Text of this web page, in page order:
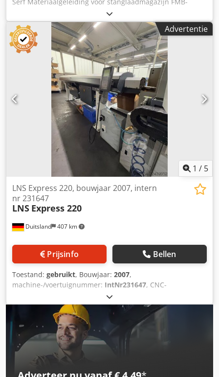
Turbo 5-42 42 mm kanaal, 3x ca. 1000 mm; 3x 500 mm. De
geleidingen kunnen eenvoudig worden vervangen doordat
ze met klemmen zijn bevestigd. Prijs voor alle geleidingen:
€ 250,00, exclusief BTW en verzendkosten. Pos. 2 Klemmen
ø 50 mm voor geleidingsbril, eveneens van de fabrikant
van het laadmagazijn, FMB. De polyurethaanklemmen
kunnen alleen worden gebruikt in het laadmagazijn Turbo
10-65 mm met klemmenbril (niet geschikt voor rollenbril).
Prijs: € 100,00, exclusief BTW en verzendkosten. Pos. 3
Lagering voor voorschuifstangen, diverse maten, op
aanvraag. Verzoeken graag voorzien van bedrijfsadres en
e-mailadres, anders kunnen wij geen specifieke
antwoorden garanderen.
Advertentie
1 / 5
Duitsland 407 km
LNS Express 220, bouwjaar 2007, intern
nr 231647
LNS Express 220
Prijsinfo Bellen
Toestand: gebruikt, Bouwjaar: 2007,
machine-/voertuignummer: IntNr231647, CNC-
ladermagazijn LNS Express 220 Crodpszp Iausfx Ah Ssf
Bouwjaar: 2007 Type: Staafladermagazijn Eenvoudige
omstelling van het geleidekanaal in minder dan ca. 2
minuten. Volledige wisseling van de geleidingselementen
mogelijk in minder dan ca. 8 minuten. Technische details:
Diameterbereik: 2 mm tot 20 mm Kanaal Ø 22 mm
Maximale staaflengte: 3.000 mm Opstelmaat / Afmetingen